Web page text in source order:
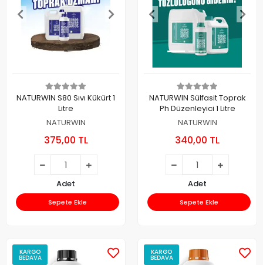
NATURWIN S80 Sıvı Kükürt 1
Litre
NATURWIN
375,00 TL
Adet
Sepete Ekle
NATURWIN Sülfasit Toprak
Ph Düzenleyici 1 Litre
NATURWIN
340,00 TL
Adet
Sepete Ekle
KARGO
BEDAVA
KARGO
BEDAVA